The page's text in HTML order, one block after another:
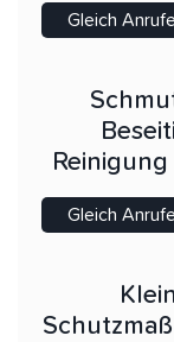
Gleich
Gleich